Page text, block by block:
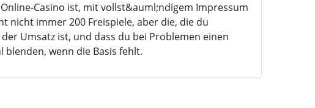
Casino ist, mit vollst&auml;ndigem Impressum
nicht immer 200 Freispiele, aber die, die du
Umsatz ist, und dass du bei Problemen einen
wenn die Basis fehlt.